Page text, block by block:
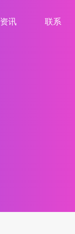
资讯
联系